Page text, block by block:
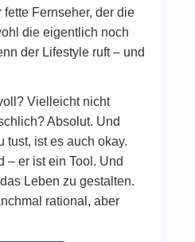
Fernseher, der die
die eigentlich noch
der Lifestyle ruft – und
Vielleicht nicht
Absolut. Und
tust, ist es auch okay.
– er ist ein Tool. Und
Leben zu gestalten.
rational, aber